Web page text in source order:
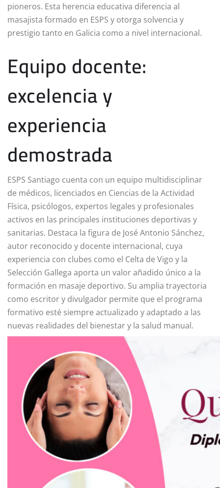
pioneros. Esta herencia educativa diferencia al
masajista formado en ESPS y otorga solvencia y
prestigio tanto en Galicia como a nivel internacional.
Equipo docente:
excelencia y
experiencia
demostrada
ESPS Santiago cuenta con un equipo multidisciplinar
de médicos, licenciados en Ciencias de la Actividad
Física, psicólogos, expertos legales y profesionales
activos en las principales instituciones deportivas y
sanitarias. Destaca la figura de José Antonio Sánchez,
autor reconocido y docente internacional, cuya
experiencia con clubes como el Celta de Vigo y la
Selección Gallega aporta un valor añadido único a la
formación en masaje deportivo. Su amplia trayectoria
como escritor y divulgador permite que el programa
formativo esté siempre actualizado y adaptado a las
nuevas realidades del bienestar y la salud manual.